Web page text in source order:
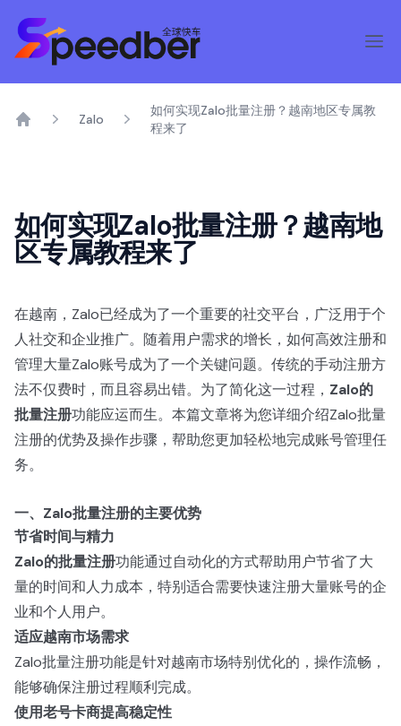
Zalo
如何实现Zalo批量注册？越南地区专属教
程来了
如何实现Zalo批量注册？越南地
区专属教程来了
在越南，Zalo已经成为了一个重要的社交平台，广泛用于个
人社交和企业推广。随着用户需求的增长，如何高效注册和
管理大量Zalo账号成为了一个关键问题。传统的手动注册方
法不仅费时，而且容易出错。为了简化这一过程， Zalo的
批量注册功能应运而生。本篇文章将为您详细介绍Zalo批量
注册的优势及操作步骤，帮助您更加轻松地完成账号管理任
务。
一、Zalo批量注册的主要优势
节省时间与精力
Zalo的批量注册功能通过自动化的方式帮助用户节省了大
量的时间和人力成本，特别适合需要快速注册大量账号的企
业和个人用户。
适应越南市场需求
Zalo批量注册功能是针对越南市场特别优化的，操作流畅，
能够确保注册过程顺利完成。
使用老号卡商提高稳定性